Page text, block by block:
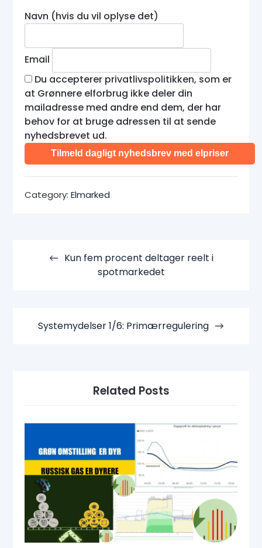
Navn (hvis du vil oplyse det)
Email
Du accepterer privatlivspolitikken, som er
at Grønnere elforbrug ikke deler din
mailadresse med andre end dem, der har
behov for at bruge adressen til at sende
nyhedsbrevet ud.
Category:Elmarked
Kun fem procent deltager reelt i
spotmarkedet
Systemydelser 1/6: Primærregulering
Related Posts